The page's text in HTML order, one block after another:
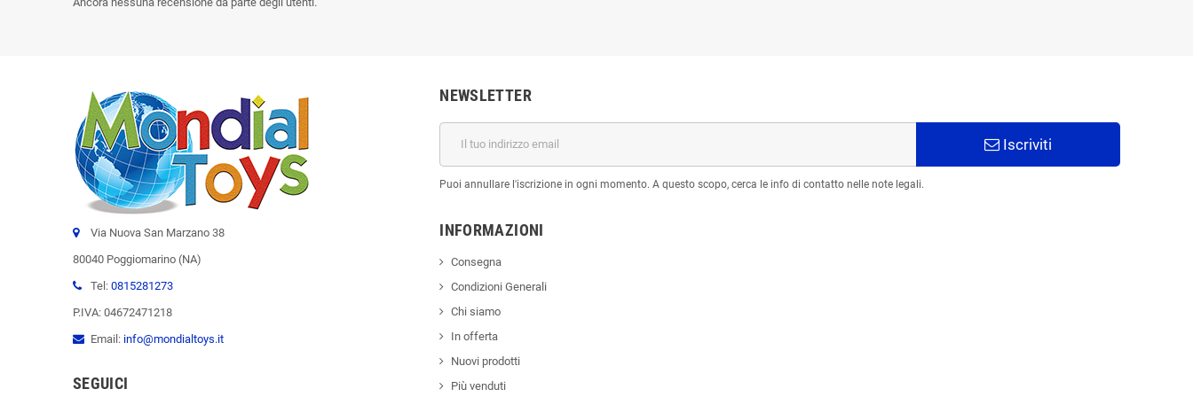
Via Nuova San Marzano 38
80040 Poggiomarino (NA)
Tel: 0815281273
P.IVA: 04672471218
Email: info@mondialtoys.it
SEGUICI
NEWSLETTER
Iscriviti
Puoi annullare l'iscrizione in ogni momento. A questo scopo, cerca le info di contatto nelle note legali.
INFORMAZIONI
Consegna
Condizioni Generali
Chi siamo
In offerta
Nuovi prodotti
Più venduti